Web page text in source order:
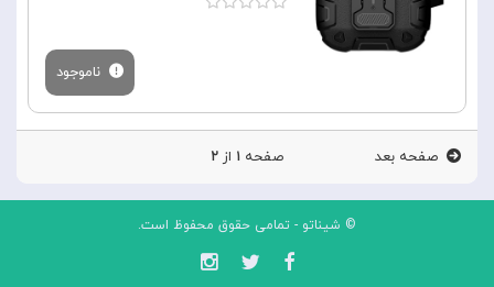
ناموجود
صفحه بعد صفحه ۱ از ۲
© شیناتو - تمامی حقوق محفوظ است.